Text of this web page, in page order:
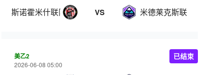
斯诺霍米什联队 VS 米德莱克斯联
美乙2
2026-06-08 05:00
已结束